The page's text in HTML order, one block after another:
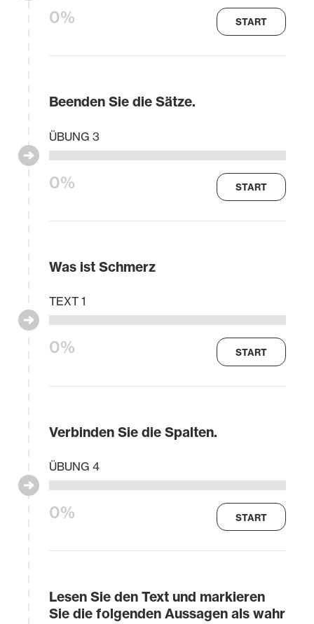
0% START
Beenden Sie die Sätze.
0%
ÜBUNG 3
START
Was ist Schmerz
0%
TEXT 1
START
Verbinden Sie die Spalten.
0%
ÜBUNG 4
START
Lesen Sie den Text und markieren
Sie die folgenden Aussagen als wahr